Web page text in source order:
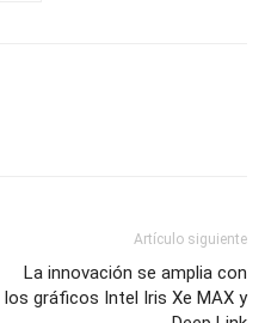
Artículo siguiente
La innovación se amplia con
los gráficos Intel Iris Xe MAX y